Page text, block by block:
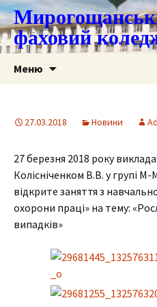
фаховий
Меню
27.03.2018 Новини
27 березня 2018 року
Колісніченком В.В. у групі
відкрите заняття з
охорони праці» на тему:
випадків»